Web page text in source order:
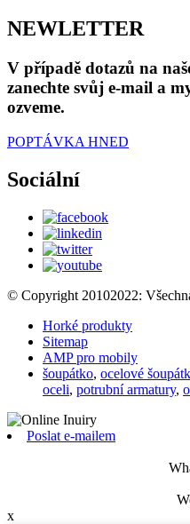
NEWLETTER
V případě dotazů na
zanechte svůj e-mail a
ozveme.
POPTÁVKA HNED
Sociální
© Copyright 20102022:
Horké produkty
Sitemap
AMP pro mobily
šoupátko, ocelové
oceli, potrubní armatury,
Poslat e-mailem
x